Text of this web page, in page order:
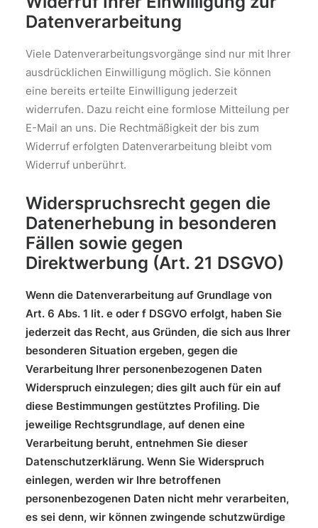
Datenverarbeitung
Viele Datenverarbeitungsvorgänge sind nur mit Ihrer
ausdrücklichen Einwilligung möglich. Sie können
eine bereits erteilte Einwilligung jederzeit
widerrufen. Dazu reicht eine formlose Mitteilung per
E-Mail an uns. Die Rechtmäßigkeit der bis zum
Widerruf erfolgten Datenverarbeitung bleibt vom
Widerruf unberührt.
Widerspruchsrecht gegen die
Datenerhebung in besonderen
Fällen sowie gegen
Direktwerbung (Art. 21 DSGVO)
Wenn die Datenverarbeitung auf Grundlage von
Art. 6 Abs. 1 lit. e oder f DSGVO erfolgt, haben Sie
jederzeit das Recht, aus Gründen, die sich aus Ihrer
besonderen Situation ergeben, gegen die
Verarbeitung Ihrer personenbezogenen Daten
Widerspruch einzulegen; dies gilt auch für ein auf
diese Bestimmungen gestütztes Profiling. Die
jeweilige Rechtsgrundlage, auf denen eine
Verarbeitung beruht, entnehmen Sie dieser
Datenschutzerklärung. Wenn Sie Widerspruch
einlegen, werden wir Ihre betroffenen
personenbezogenen Daten nicht mehr verarbeiten,
es sei denn, wir können zwingende schutzwürdige